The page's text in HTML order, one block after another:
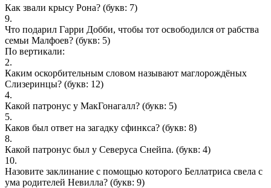
Как звали крысу Рона? (букв: 7)
9.
Что подарил Гарри Добби, чтобы тот освободился от рабства
семьи Малфоев? (букв: 5)
По вертикали:
2.
Каким оскорбительным словом называют маглорождёных
Слизеринцы? (букв: 12)
4.
Какой патронус у МакГонагалл? (букв: 5)
5.
Каков был ответ на загадку сфинкса? (букв: 8)
8.
Какой патронус был у Северуса Снейпа. (букв: 4)
10.
Назовите заклинание с помощью которого Беллатриса свела с
ума родителей Невилла? (букв: 9)